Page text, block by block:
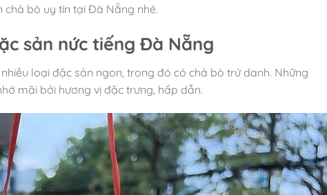
chả bò uy tín tại Đà Nẵng nhé.
sản nức tiếng Đà Nẵng
loại đặc sản ngon, trong đó có chả bò trứ danh. Những
mãi bởi hương vị đặc trưng, hấp dẫn.